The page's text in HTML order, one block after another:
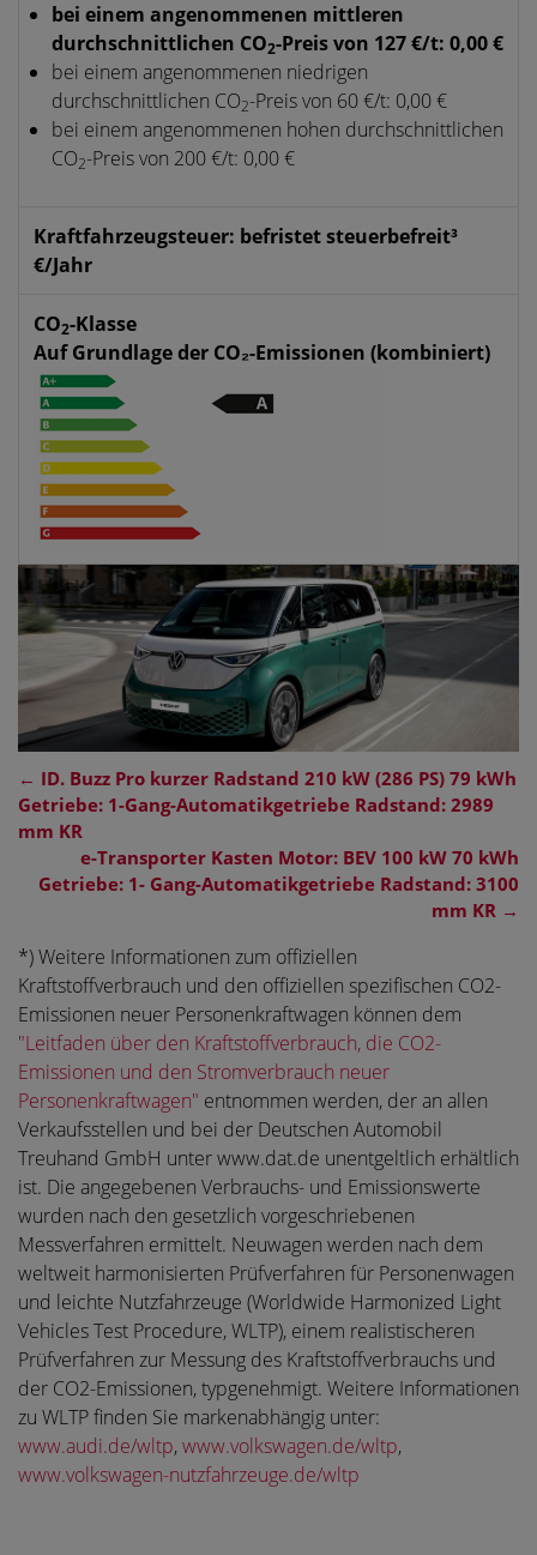
bei einem angenommenen mittleren
durchschnittlichen CO2-Preis von 127 €/t: 0,00 €
bei einem angenommenen niedrigen
durchschnittlichen CO2-Preis von 60 €/t: 0,00 €
bei einem angenommenen hohen durchschnittlichen
CO2-Preis von 200 €/t: 0,00 €
Kraftfahrzeugsteuer: befristet steuerbefreit³
€/Jahr
CO2-Klasse
Auf Grundlage der CO₂-Emissionen (kombiniert)
← ID. Buzz Pro kurzer Radstand 210 kW (286 PS) 79 kWh
Getriebe: 1-Gang-Automatikgetriebe Radstand: 2989
mm KR
e-Transporter Kasten Motor: BEV 100 kW 70 kWh
Getriebe: 1- Gang-Automatikgetriebe Radstand: 3100
mm KR →
*) Weitere Informationen zum offiziellen
Kraftstoffverbrauch und den offiziellen spezifischen CO2-
Emissionen neuer Personenkraftwagen können dem
"Leitfaden über den Kraftstoffverbrauch, die CO2-
Emissionen und den Stromverbrauch neuer
Personenkraftwagen" entnommen werden, der an allen
Verkaufsstellen und bei der Deutschen Automobil
Treuhand GmbH unter www.dat.de unentgeltlich erhältlich
ist. Die angegebenen Verbrauchs- und Emissionswerte
wurden nach den gesetzlich vorgeschriebenen
Messverfahren ermittelt. Neuwagen werden nach dem
weltweit harmonisierten Prüfverfahren für Personenwagen
und leichte Nutzfahrzeuge (Worldwide Harmonized Light
Vehicles Test Procedure, WLTP), einem realistischeren
Prüfverfahren zur Messung des Kraftstoffverbrauchs und
der CO2-Emissionen, typgenehmigt. Weitere Informationen
zu WLTP finden Sie markenabhängig unter:
www.audi.de/wltp,www.volkswagen.de/wltp,
www.volkswagen-nutzfahrzeuge.de/wltp